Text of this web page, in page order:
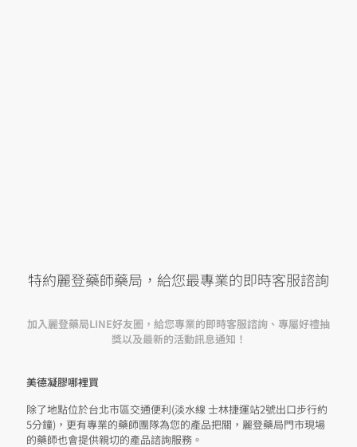
特約麗登藥師藥局，給您最專業的即時客服諮詢
加入麗登藥局LINE好友圈，給您專業的即時客服諮詢、專屬好禮抽
獎以及最新的活動訊息通知！
美德凝膠哪裡買
除了地點位於台北市區交通便利(淡水線 士林捷運站2號出口步行約
5分鐘)，更有專業的藥師團隊為您的產品把關，麗登藥局門市現場
的藥師也會提供親切的產品諮詢服務。